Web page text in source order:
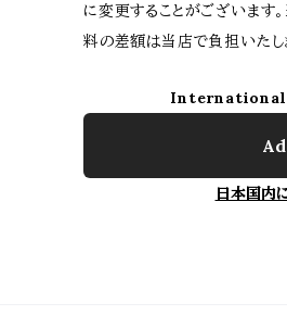
に変更することがございます
料の差額は当店で負担いたし
日本国内